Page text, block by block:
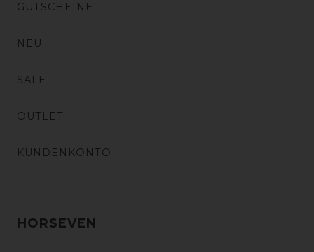
GUTSCHEINE
NEU
SALE
OUTLET
KUNDENKONTO
HORSEVEN